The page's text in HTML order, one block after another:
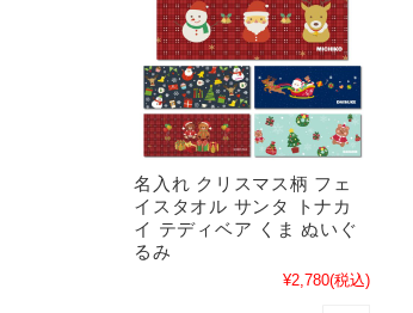
名入れ クリスマス柄 フェ
イスタオル サンタ トナカ
イ テディベア くま ぬいぐ
るみ
¥2,780(税込)